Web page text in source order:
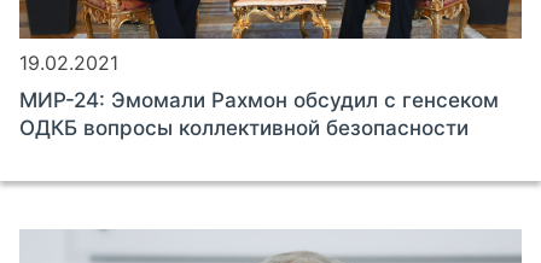
19.02.2021
МИР-24: Эмомали Рахмон обсудил с генсеком
ОДКБ вопросы коллективной безопасности